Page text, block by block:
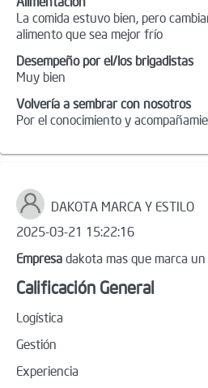
La comida estuvo bien, pero
alimento que sea mejor frío
Desempeño por el/los brigadistas
Muy bien
Volvería a sembrar con nosotros
Por el conocimiento y
DAKOTA MARCA Y ESTILO
2025-03-21 15:22:16
Empresa dakota mas que marca un
Calificación General
Logística
Gestión
Experiencia